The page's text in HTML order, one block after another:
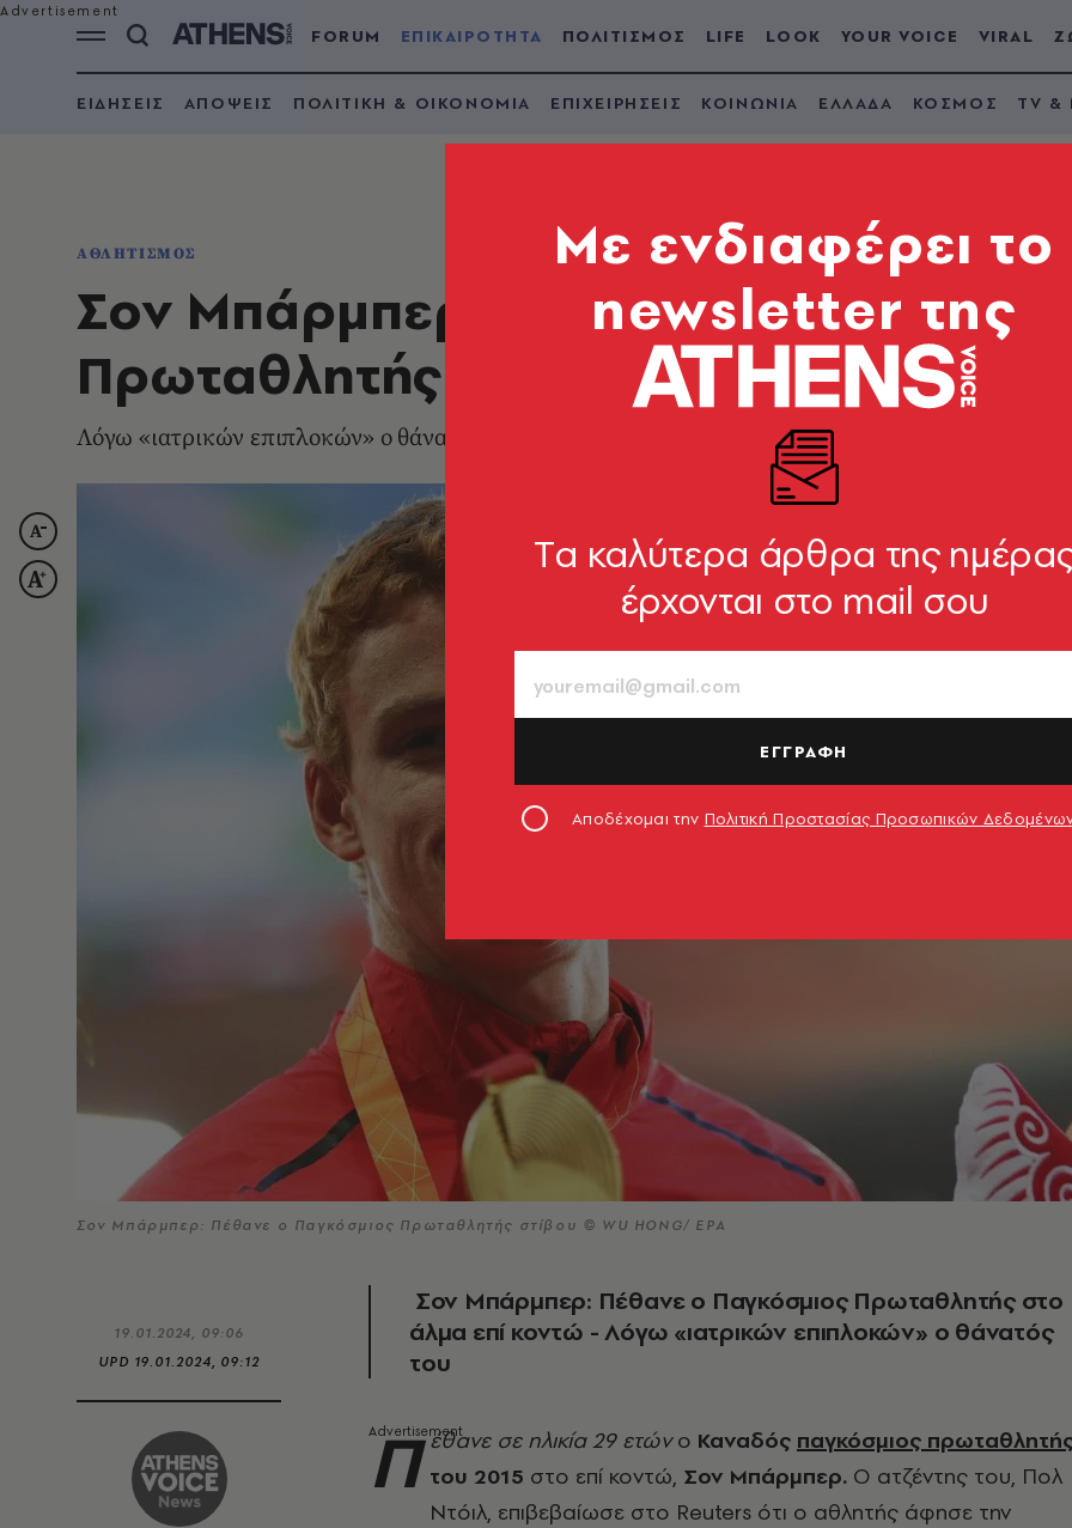
FORUM ΕΠΙΚΑΙΡΟΤΗΤΑ ΠΟΛΙΤΙΣΜΟΣ LIFE LOOK YOUR VOICE VIRAL
ΕΙΔΗΣΕΙΣ ΑΠΟΨΕΙΣ ΠΟΛΙΤΙΚΗ & ΟΙΚΟΝΟΜΙΑ ΕΠΙΧΕΙΡΗΣΕΙΣ ΚΟΙΝΩΝΙΑ ΕΛΛΑΔΑ ΚΟΣΜΟΣ TV &
ΑΘΛΗΤΙΣΜΟΣ
Σον Μπάρμπερ: Πέθανε ο Παγκόσμιος
Πρωταθλητής στίβου στο άλμα επί
Λόγω «ιατρικών επιπλοκών» ο θάνατός του
Σον Μπάρμπερ: Πέθανε ο Παγκόσμιος Πρωταθλητής στίβου © WU HONG/ EPA
19.01.2024, 09:06
UPD 19.01.2024, 09:12
Σον Μπάρμπερ: Πέθανε ο Παγκόσμιος Πρωταθλητής στο
άλμα επί κοντώ - Λόγω «ιατρικών επιπλοκών» ο θάνατός
του
Π έθανε σε ηλικία 29 ετώνο Καναδός παγκόσμιος
του 2015 στο επί κοντώ, Σον Μπάρμπερ. Ο ατζέντης του, Πολ
Ντόιλ, επιβεβαίωσε στο Reuters ότι ο αθλητής άφησε την
Mε ενδιαφέρει το
newsletter της
Tα καλύτερα άρθρα της
έρχονται στο mail σου
ΕΓΓΡΑΦΗ
Αποδέχομαι την Πολιτική Προστασίας Προσωπικών